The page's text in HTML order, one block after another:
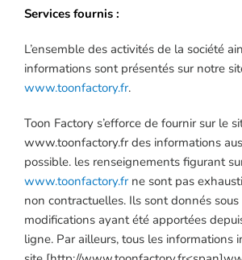
Services fournis :
L’ensemble des activités de la société
informations sont présentés sur notre
www.toonfactory.fr.
Toon Factory s’efforce de fournir sur le
www.toonfactory.fr des informations
possible. les renseignements figurant
www.toonfactory.frne sont pas
non contractuelles. Ils sont donnés
modifications ayant été apportées
ligne. Par ailleurs, tous les informations